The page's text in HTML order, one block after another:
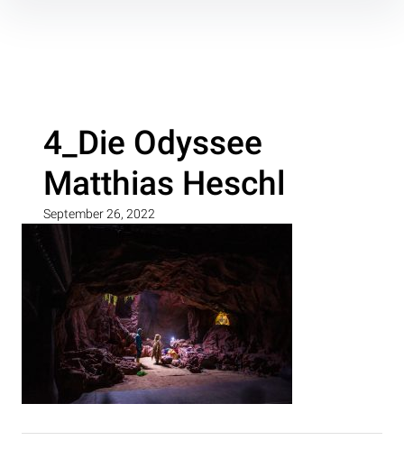
4_Die Odyssee
Matthias Heschl
September 26, 2022